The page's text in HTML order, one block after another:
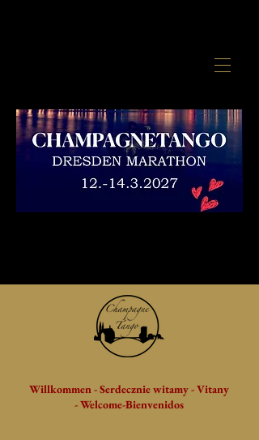
Willkommen - Serdecznie witamy - Vitany
- Welcome-Bienvenidos